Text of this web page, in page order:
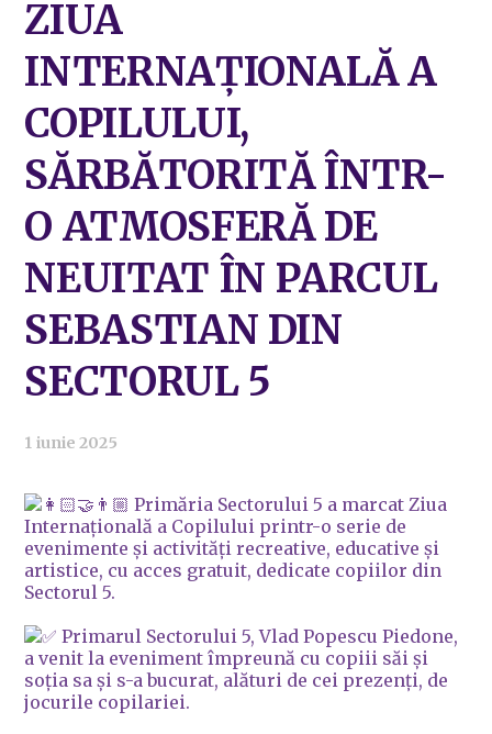
ZIUA
INTERNAȚIONALĂ A
COPILULUI,
SĂRBĂTORITĂ ÎNTR-
O ATMOSFERĂ DE
NEUITAT ÎN PARCUL
SEBASTIAN DIN
SECTORUL 5
1 iunie 2025
🏻‍🤝‍👨🏼 Primăria Sectorului 5 a marcat Ziua
Internațională a Copilului printr-o serie de
evenimente și activități recreative, educative și
artistice, cu acces gratuit, dedicate copiilor din
Sectorul 5.
Primarul Sectorului 5, Vlad Popescu Piedone,
a venit la eveniment împreună cu copiii săi și
soția sa și s-a bucurat, alături de cei prezenți, de
jocurile copilariei.